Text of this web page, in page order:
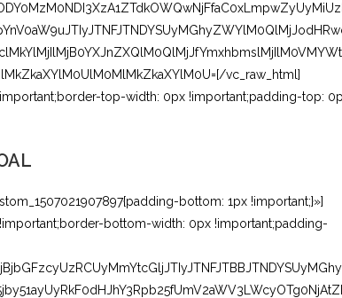
vc_raw_html]
top-width: 0px !important;padding-top:
bottom: 1px !important;}»]
bottom-width: 0px !important;padding-